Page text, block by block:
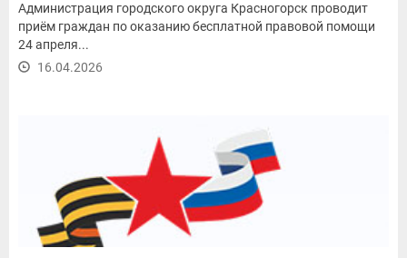
Администрация городского округа Красногорск проводит
приём граждан по оказанию бесплатной правовой помощи
24 апреля...
16.04.2026